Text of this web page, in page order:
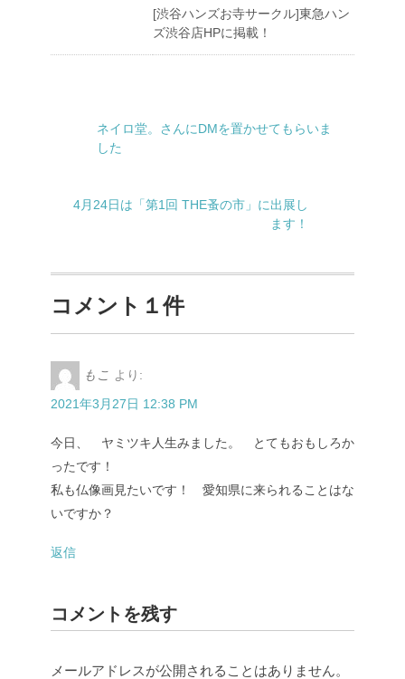
[渋谷ハンズお寺サークル]東急ハン
ズ渋谷店HPに掲載！
ネイロ堂。さんにDMを置かせてもらいま
した
4月24日は「第1回 THE蚤の市」に出展し
ます！
コメント１件
もこ より:
2021年3月27日 12:38 PM
今日、 ヤミツキ人生みました。 とてもおもしろか
ったです！
私も仏像画見たいです！ 愛知県に来られることはな
いですか？
返信
コメントを残す
メールアドレスが公開されることはありません。